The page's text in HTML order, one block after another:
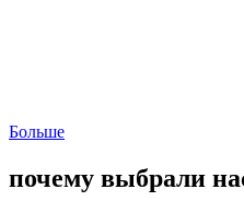
Больше
почему выбрали